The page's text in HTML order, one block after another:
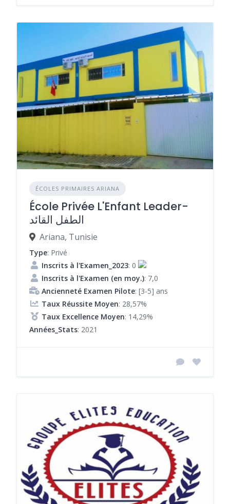
ÉCOLES PRIMAIRES ARIANA
École Privée L'Enfant Leader-
الطفل القائد
Ariana, Tunisie
Type: Privé
Inscrits à l'Examen_2023: 0
Inscrits à l'Examen (en moy.): 7,0
Ancienneté Examen Pilote: [3-5] ans
Taux Réussite Moyen: 28,57%
Taux Excellence Moyen: 14,29%
Années_Stats: 2021